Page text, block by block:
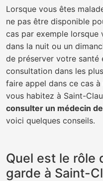
Lorsque vous êtes
ne pas être disponible
cas par exemple lorsque
dans la nuit ou un
de préserver votre santé
consultation dans les
faire appel dans ce cas
vous habitez à Saint-
consulter un médecin
voici quelques conseils.
Quel est le rôle
garde à Saint-